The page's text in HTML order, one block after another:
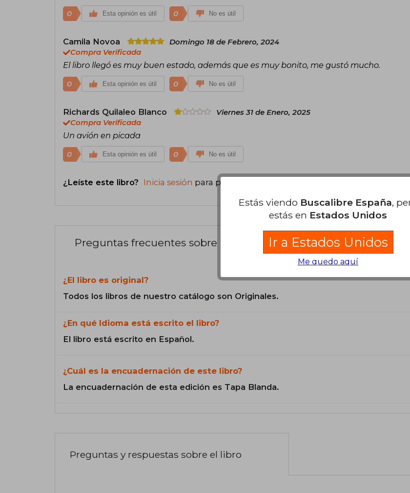
0 Esta opinión es útil 0 No es útil
Camila Novoa
Domingo 18 de Febrero, 2024
Compra Verificada
El libro llegó es muy buen estado, además que es muy bonito, me gustó mucho.
0 Esta opinión es útil 0 No es útil
Richards Quilaleo Blanco
Viernes 31 de Enero, 2025
Compra Verificada
Un avión en picada
0 Esta opinión es útil 0 No es útil
¿Leíste este libro? Inicia sesión para poder agregar tu propia evaluación
Preguntas frecuentes sobre el libro
¿El libro es original?
Todos los libros de nuestro catálogo son Originales.
¿En qué Idioma está escrito el libro?
El libro está escrito en Español.
¿Cuál es la encuadernación de este libro?
La encuadernación de esta edición es Tapa Blanda.
Preguntas y respuestas sobre el libro
Estás viendo Buscalibre España,
estás en Estados Unidos
Ir a Estados Unidos
Me quedo aquí